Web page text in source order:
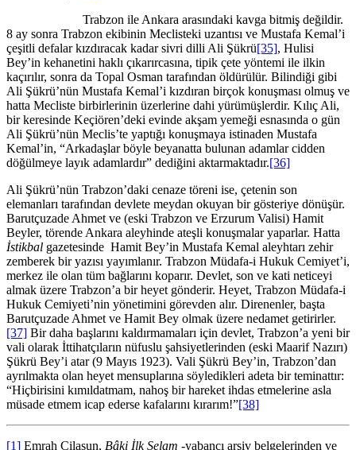
Trabzon ile Ankara arasındaki kavga bitmiş değildir.
8 ay sonra Trabzon ekibinin Meclisteki uzantısı ve Mustafa Kemal’i
çeşitli defalar kızdıracak kadar sivri dilli Ali Şükrü[35], Hulisi
Bey’in kehanetini haklı çıkarırcasına, tipik çete yöntemi ile ilkin
kaçırılır, sonra da Topal Osman tarafından öldürülür. Bilindiği gibi
Ali Şükrü’nün Mustafa Kemal’i kızdıran birçok konuşması olmuş ve
hatta Mecliste birbirlerinin üzerlerine dahi yürümüşlerdir. Kılıç Ali,
bir keresinde Keçiören’deki evinde akşam yemeği esnasında o gün
Ali Şükrü’nün Meclis’te yaptığı konuşmaya istinaden Mustafa
Kemal’in, “Arkadaşlar böyle beyanatta bulunan adamlar cidden
döğülmeye layık adamlardır” dediğini aktarmaktadır.[36]
Ali Şükrü’nün Trabzon’daki cenaze töreni ise, çetenin son
elemanları tarafından devlete meydan okuyan bir gösteriye dönüşür.
Barutçuzade Ahmet ve (eski Trabzon ve Erzurum Valisi) Hamit
Beyler, törende Ankara aleyhinde ateşli konuşmalar yaparlar. Hatta
İstikbal gazetesinde Hamit Bey’in Mustafa Kemal aleyhtarı zehir
zemberek bir yazısı yayımlanır. Trabzon Müdafa-i Hukuk Cemiyet’i,
merkez ile olan tüm bağlarını koparır. Devlet, son ve kati neticeyi
almak üzere Trabzon’a bir heyet gönderir. Heyet, Trabzon Müdafa-i
Hukuk Cemiyeti’nin yönetimini görevden alır. Direnenler, başta
Barutçuzade Ahmet ve Hamit Bey olmak üzere nedamet getirirler.
[37] Bir daha başlarını kaldırmamaları için devlet, Trabzon’a yeni bir
vali olarak İttihatçıların nüfuslu şahsiyetlerinden (eski Maarif Nazırı)
Şükrü Bey’i atar (9 Mayıs 1923). Vali Şükrü Bey’in, Trabzon’dan
ayrılmakta olan heyet mensuplarına söyledikleri adeta bir teminattır:
“Hiçbirisini kımıldatmam, nahoş bir hareket ihdas etmelerine asla
müsade etmem icap ederse kafalarını kırarım!”[38]
[1] Emrah Cilasun, Bâki İlk Selam -yabancı arşiv belgelerinden ve